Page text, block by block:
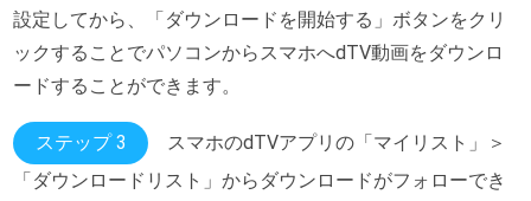
設定してから、「ダウンロードを開始する」ボタンをクリ
ックすることでパソコンからスマホへdTV動画をダウンロ
ードすることができます。
ステップ 3
スマホのdTVアプリの「マイリスト」＞
「ダウンロードリスト」からダウンロードがフォローでき